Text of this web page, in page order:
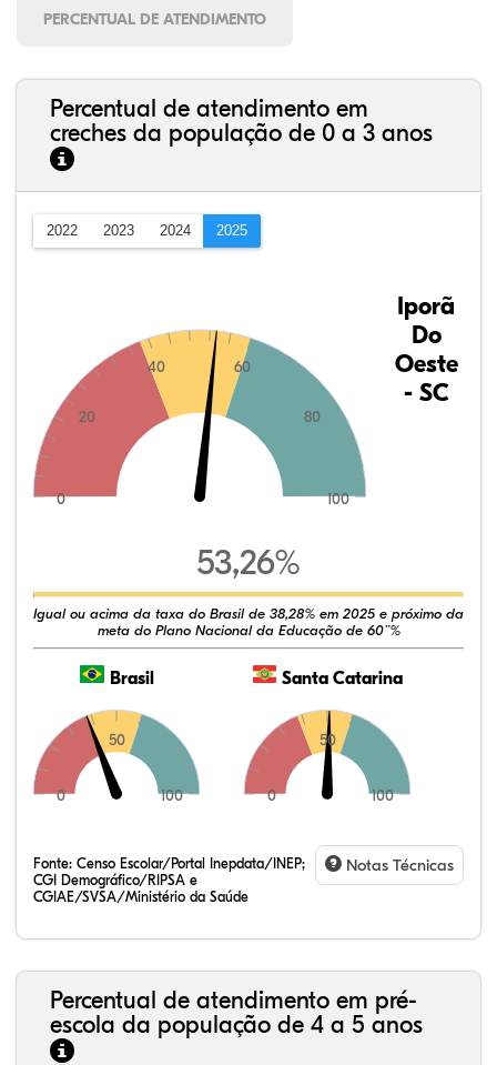
PERCENTUAL DE ATENDIMENTO
Percentual de atendimento em
creches da população de 0 a 3 anos
2022 2023 2024 2025
0
20
40 60
80
100
Iporã
Do
Oeste
- SC
53,26%
Igual ou acima da taxa do Brasil de 38,28% em 2025 e próximo da
meta do Plano Nacional da Educação de 60¨%
Brasil
0
50
100
Santa Catarina
0
50
100
Fonte: Censo Escolar/Portal Inepdata/INEP;
CGI Demográfico/RIPSA e
CGIAE/SVSA/Ministério da Saúde
Notas Técnicas
Percentual de atendimento em pré-
escola da população de 4 a 5 anos